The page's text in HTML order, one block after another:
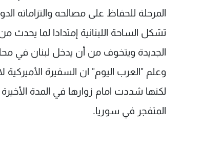
المرحلة للحفاظ على مصالحه والتزاماته
تشكل الساحة اللبنانية إمتدادا لما
الجديدة ويتخوف من أن يدخل لبنان في
وعلم "العرب اليوم" ان السفيرة الأميركية
لكنها شددت امام زوارها في المدة
المتفجر في سوريا.